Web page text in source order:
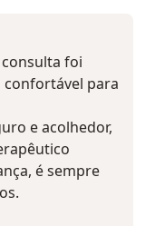
foi
confortável para
e acolhedor,
é sempre